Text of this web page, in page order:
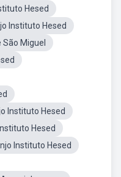
Hesed
Instituto Hesed
Miguel
Instituto Hesed
Hesed
Instituto Hesed